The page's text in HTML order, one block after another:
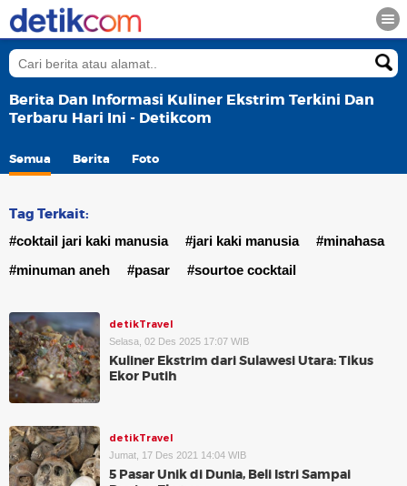
Berita Dan Informasi Kuliner Ekstrim Terkini Dan
Terbaru Hari Ini - Detikcom
Semua Berita Foto
Tag Terkait:
#coktail jari kaki manusia #jari kaki manusia
#minahasa
#minuman aneh
#pasar #sourtoe cocktail
detikTravel
Selasa, 02 Des 2025 17:07 WIB
Kuliner Ekstrim dari Sulawesi Utara: Tikus
Ekor Putih
detikTravel
Jumat, 17 Des 2021 14:04 WIB
5 Pasar Unik di Dunia, Beli Istri Sampai